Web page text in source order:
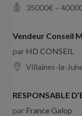
35000€ –
Vendeur Conseil
par HD CONSEIL
Villaines-la-
RESPONSABLE
par France Galop